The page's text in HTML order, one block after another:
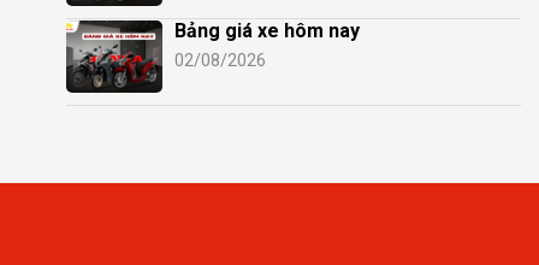
Bảng giá xe hôm nay
02/08/2026